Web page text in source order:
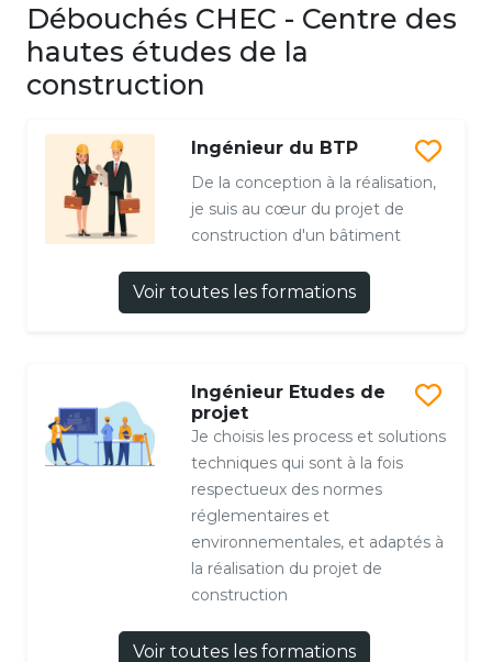
Débouchés CHEC - Centre des
hautes études de la
construction
Ingénieur du BTP
De la conception à la réalisation,
je suis au cœur du projet de
construction d'un bâtiment
Voir toutes les formations
Ingénieur Etudes de
projet
Je choisis les process et solutions
techniques qui sont à la fois
respectueux des normes
réglementaires et
environnementales, et adaptés à
la réalisation du projet de
construction
Voir toutes les formations